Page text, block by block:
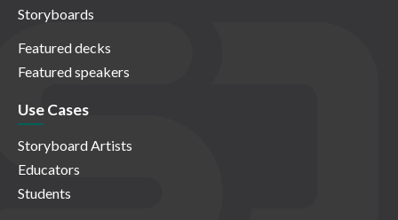
Storyboards
Featured decks
Featured speakers
Use Cases
Storyboard Artists
Educators
Students